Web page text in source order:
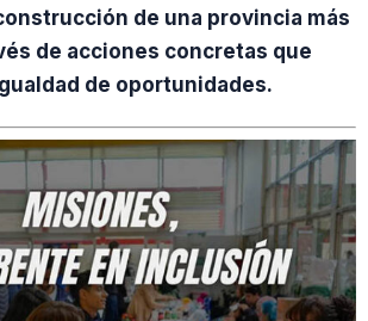
de una provincia más
de acciones concretas que
de oportunidades.